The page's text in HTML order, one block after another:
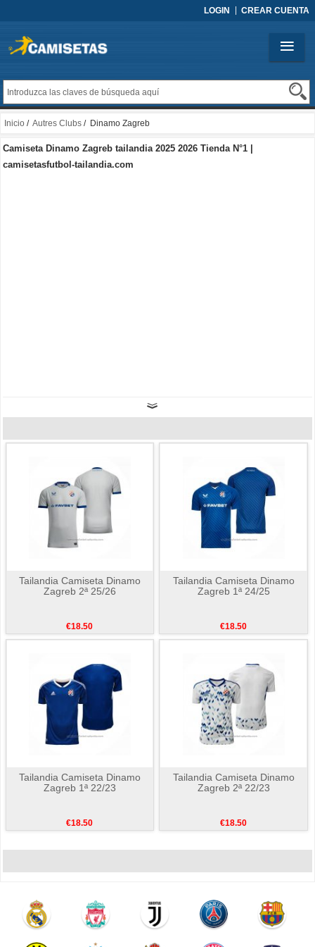
LOGIN CREAR CUENTA
Inicio / Autres Clubs / Dinamo Zagreb
Camiseta Dinamo Zagreb tailandia 2025 2026 Tienda N°1 |
camisetasfutbol-tailandia.com
Tailandia Camiseta Dinamo
Zagreb 2ª 25/26
€18.50
Tailandia Camiseta Dinamo
Zagreb 1ª 24/25
€18.50
Tailandia Camiseta Dinamo
Zagreb 1ª 22/23
€18.50
Tailandia Camiseta Dinamo
Zagreb 2ª 22/23
€18.50